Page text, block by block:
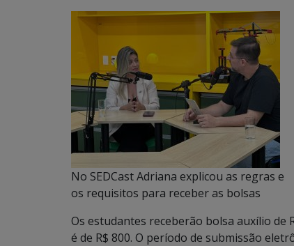
No SEDCast Adriana explicou as regras e
os requisitos para receber as bolsas
Os estudantes receberão bolsa auxílio de
é de R$ 800. O período de submissão